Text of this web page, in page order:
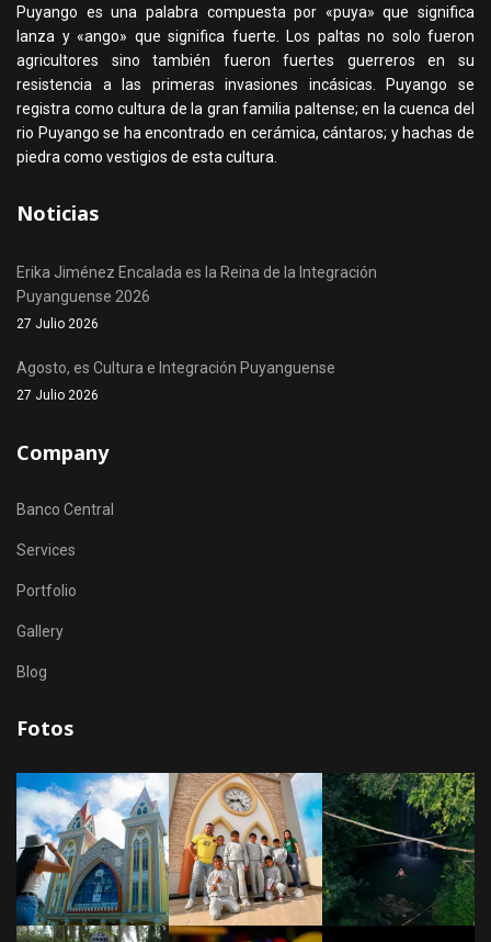
Puyango es una palabra compuesta por «puya» que significa
lanza y «ango» que significa fuerte. Los paltas no solo fueron
agricultores sino también fueron fuertes guerreros en su
resistencia a las primeras invasiones incásicas. Puyango se
registra como cultura de la gran familia paltense; en la cuenca del
rio Puyango se ha encontrado en cerámica, cántaros; y hachas de
piedra como vestigios de esta cultura.
Noticias
Erika Jiménez Encalada es la Reina de la Integración
Puyanguense 2026
27 Julio 2026
Agosto, es Cultura e Integración Puyanguense
27 Julio 2026
Company
Banco Central
Services
Portfolio
Gallery
Blog
Fotos